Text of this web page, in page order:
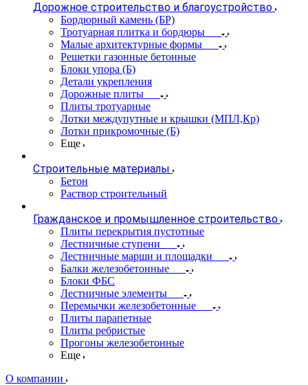
Дорожное строительство и благоустройство
Бордюрный камень (БР)
Тротуарная плитка и бордюры
Малые архитектурные формы
Решетки газонные бетонные
Блоки упора (Б)
Детали укрепления
Дорожные плиты
Плиты тротуарные
Лотки междупутные и крышки (МПЛ,Кр)
Лотки прикромочные (Б)
Еще
Строительные материалы
Бетон
Раствор строительный
Гражданское и промышленное строительство
Плиты перекрытия пустотные
Лестничные ступени
Лестничные марши и площадки
Балки железобетонные
Блоки ФБС
Лестничные элементы
Перемычки железобетонные
Плиты парапетные
Плиты ребристые
Прогоны железобетонные
Еще
О компании